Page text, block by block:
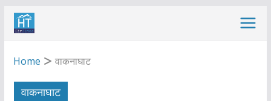
Skip
Home
वाकनाघाट
वाकनाघाट